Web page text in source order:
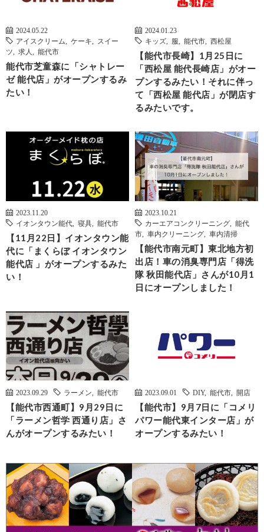
2024.05.22
アイスクリーム
ケーキ
スイー
ツ
求人 能代市
能代市芝童森に「シャトレー
ゼ 能代店」がオープンするみ
たい！
2024.01.23
キッズ
服 能代市 西松屋
【能代市長崎】1月25日に
「西松屋 能代長崎店」がオー
プンするみたい！それに伴っ
て「西松屋 能代店」が閉店す
るみたいです。
2023.11.20
イオンタウン能代
寝具 能代市
【11月22日】イオンタウン能
代に「まくらぼ イオンタウン
能代店 」がオープンするみた
い！
2023.10.21
カーエアコンクリーニング
能代
市
車内クリーニング 車内清掃
【能代市南元町】東北地方初
出店！車の消臭専門店「得洗
隊 秋田能代店」さんが10月1
日にオープンしました！
2023.09.29 ラーメン 能代市
【能代市西通町】9月29日に
「ラーメン哲学 西通り店」さ
んがオープンするみたい！
2023.09.01 DIY, 能代市 開店
【能代市】9月7日に「コメリ
パワー能代東インター店」が
オープンするみたい！